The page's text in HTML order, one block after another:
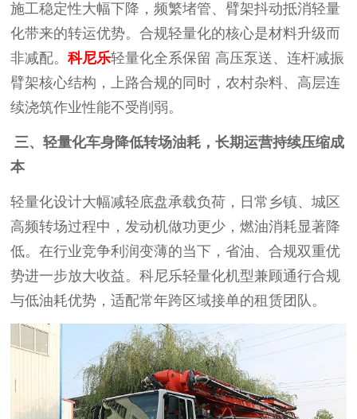
施工稳定性大幅下降，频繁堵管、臂架抖动抵消轻量
化带来的转运优势。合规轻量化的核心是材料升级而
非减配。科尼乐轻量化全系保留 高压泵送、连杆减振
臂架核心结构，上路合规的同时，农村杂料、高层连
续浇筑作业性能不受削弱。
三、轻量化车身降低转场油耗，长期运营持续压缩成
本
轻量化设计大幅减轻底盘承载负荷，日常乡镇、城区
高频转场过程中，发动机做功更少，燃油消耗显著降
低。在行业竞争利润变薄的当下，省油、合规双重优
势进一步放大收益。科尼乐轻量化机型兼顾通行合规
与低油耗优势，适配常年跨区域接单的租赁团队。